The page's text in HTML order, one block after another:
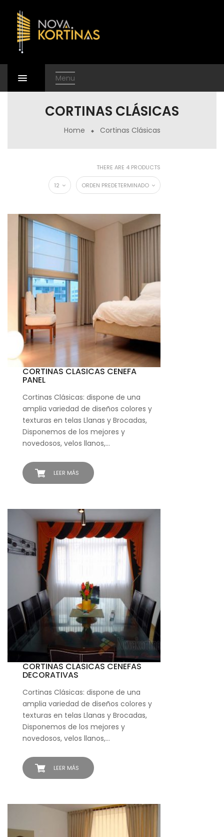
Menu
CORTINAS CLÁSICAS
Home Cortinas Clásicas
THERE ARE 4 PRODUCTS
ORDEN PREDETERMINADO
12
LEER MÁS
CORTINAS CLASICAS CENEFA
PANEL
Cortinas Clásicas: dispone de una
amplia variedad de diseños colores y
texturas en telas Llanas y Brocadas,
Disponemos de los mejores y
novedosos, velos llanos,…
LEER MÁS
CORTINAS CLASICAS CENEFAS
DECORATIVAS
Cortinas Clásicas: dispone de una
amplia variedad de diseños colores y
texturas en telas Llanas y Brocadas,
Disponemos de los mejores y
novedosos, velos llanos,…